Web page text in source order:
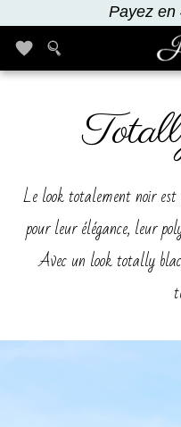
Payez en
Le look totalement noir
pour leur élégance, leur
Avec un look totally